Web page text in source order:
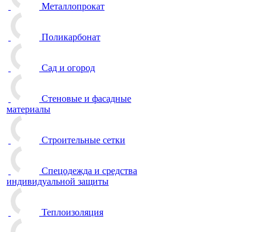
Металлопрокат
Поликарбонат
Сад и огород
Стеновые и фасадные
материалы
Строительные сетки
Спецодежда и средства
индивидуальной защиты
Теплоизоляция